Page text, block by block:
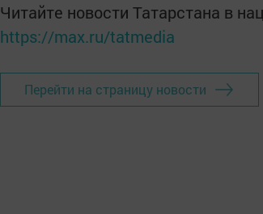
Читайте новости Татарстана в
https://max.ru/tatmedia
Перейти на страницу новости